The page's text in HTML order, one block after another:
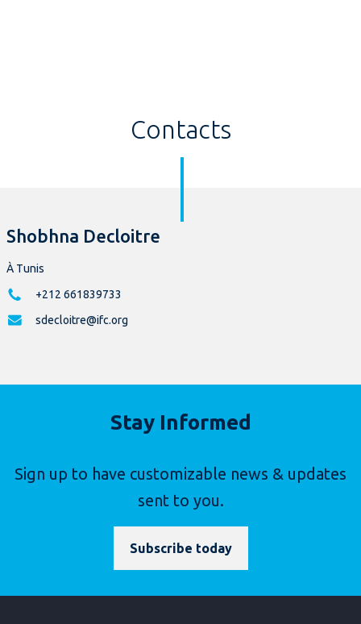
Contacts
Shobhna Decloitre
À Tunis
+212 661839733
sdecloitre@ifc.org
Stay Informed
Sign up to have customizable news & updates
sent to you.
Subscribe today